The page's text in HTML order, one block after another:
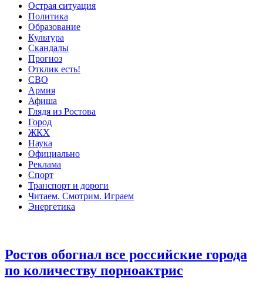
Острая ситуация
Политика
Образование
Культура
Скандалы
Прогноз
Отклик есть!
СВО
Армия
Афиша
Глядя из Ростова
Город
ЖКХ
Наука
Официально
Реклама
Спорт
Транспорт и дороги
Читаем. Смотрим. Играем
Энергетика
Ростов обогнал все российские города
по количеству порноактрис